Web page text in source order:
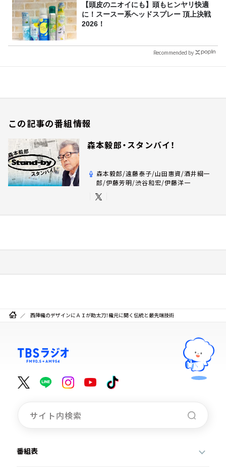
【頭皮のニオイにも】頭もヒンヤリ快適
に！スースー系ヘッドスプレー 頂上決戦
2026！
Recommended by
この記事の番組情報
森本毅郎・スタンバイ！
森本毅郎/遠藤泰子/山田惠資/酒井綱一
郎/伊藤芳明/渋谷和宏/伊藤洋一
西陣織のデザインにＡＩが助太刀！織元に聞く伝統と最先端技術
番組表